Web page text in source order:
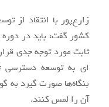
زارع‌پور با انتقاد از
کشور گفت: باید در
ثابت مورد توجه جدی
ای به توسعه دسترسی
بنگاه‌ها صورت گیرد به
آن را لمس کنند.